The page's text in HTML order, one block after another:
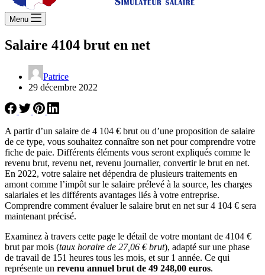
Menu
Salaire 4104 brut en net
Patrice
29 décembre 2022
A partir d’un salaire de 4 104 € brut ou d’une proposition de salaire
de ce type, vous souhaitez connaître son net pour comprendre votre
fiche de paie. Différents éléments vous seront expliqués comme le
revenu brut, revenu net, revenu journalier, convertir le brut en net.
En 2022, votre salaire net dépendra de plusieurs traitements en
amont comme l’impôt sur le salaire prélevé à la source, les charges
salariales et les différents avantages liés à votre entreprise.
Comprendre comment évaluer le salaire brut en net sur 4 104 € sera
maintenant précisé.
Examinez à travers cette page le détail de votre montant de 4104 €
brut par mois (taux horaire de 27,06 € brut), adapté sur une phase
de travail de 151 heures tous les mois, et sur 1 année. Ce qui
représente un revenu annuel brut de 49 248,00 euros.